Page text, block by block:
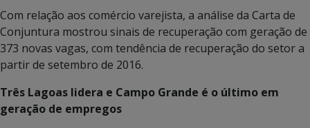
Com relação aos comércio varejista, a análise da Carta de
Conjuntura mostrou sinais de recuperação com geração de
373 novas vagas, com tendência de recuperação do setor a
partir de setembro de 2016.
Três Lagoas lidera e Campo Grande é o último em
geração de empregos